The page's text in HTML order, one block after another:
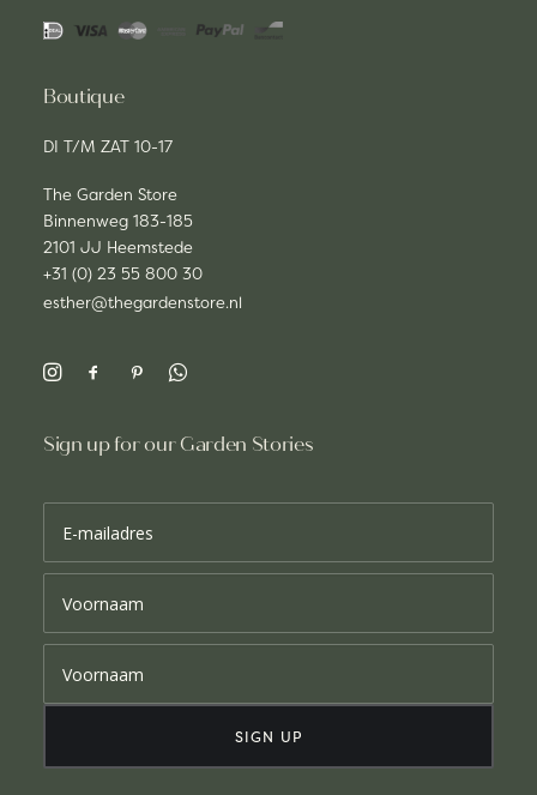
Boutique
DI T/M ZAT 10-17
The Garden Store
Binnenweg 183-185
2101 JJ Heemstede
+31 (0) 23 55 800 30
esther@thegardenstore.nl
Sign up for our Garden Stories